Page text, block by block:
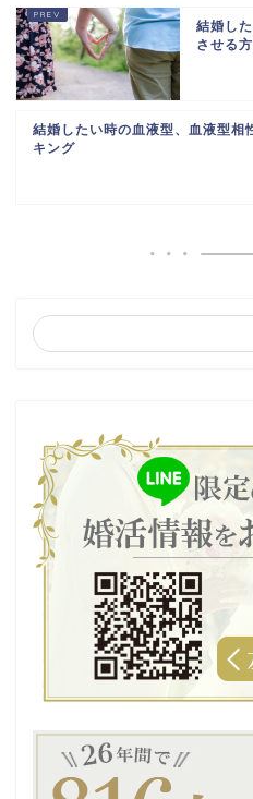
結婚し
させる
結婚したい時の血液型、血液型相
キング